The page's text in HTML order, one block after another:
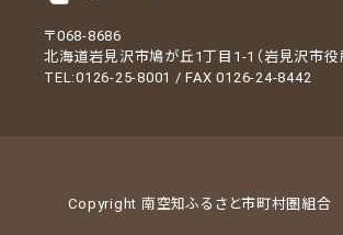
〒068-8686
北海道岩見沢市鳩が丘1丁目1-1（岩見沢市役
TEL:0126-25-8001 / FAX 0126-24-8442
Copyright 南空知ふるさと市町村圏組